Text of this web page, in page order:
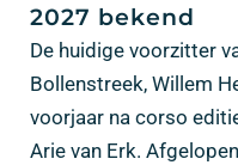
2027 bekend
De huidige voorzitter
Bollenstreek, Willem
voorjaar na corso
Arie van Erk.